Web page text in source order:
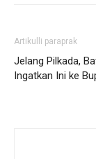
Artikulli paraprak
Jelang Pilkada,
Ingatkan Ini ke